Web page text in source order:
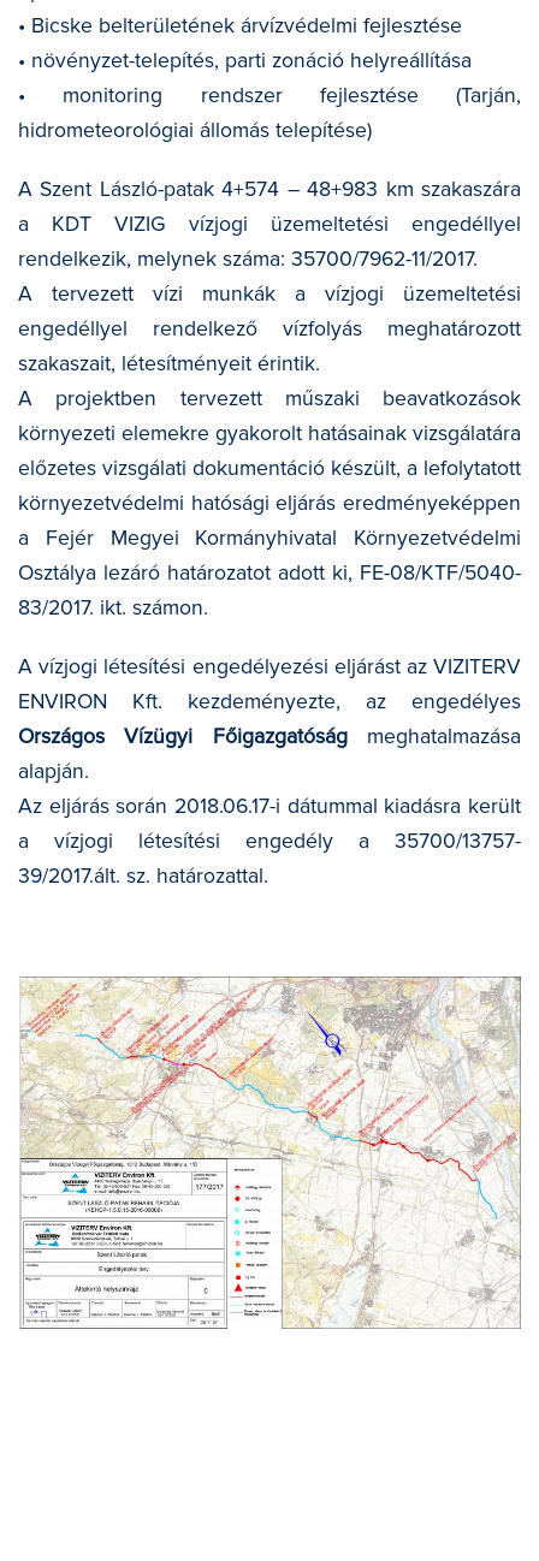
• Bicske belterületének árvízvédelmi fejlesztése
• növényzet-telepítés, parti zonáció helyreállítása
• monitoring rendszer fejlesztése (Tarján,
hidrometeorológiai állomás telepítése)
A Szent László-patak 4+574 – 48+983 km szakaszára
a KDT VIZIG vízjogi üzemeltetési engedéllyel
rendelkezik, melynek száma: 35700/7962-11/2017.
A tervezett vízi munkák a vízjogi üzemeltetési
engedéllyel rendelkező vízfolyás meghatározott
szakaszait, létesítményeit érintik.
A projektben tervezett műszaki beavatkozások
környezeti elemekre gyakorolt hatásainak vizsgálatára
előzetes vizsgálati dokumentáció készült, a lefolytatott
környezetvédelmi hatósági eljárás eredményeképpen
a Fejér Megyei Kormányhivatal Környezetvédelmi
Osztálya lezáró határozatot adott ki, FE-08/KTF/5040-
83/2017. ikt. számon.
A vízjogi létesítési engedélyezési eljárást az VIZITERV
ENVIRON Kft. kezdeményezte, az engedélyes
Országos Vízügyi Főigazgatóságmeghatalmazása
alapján.
Az eljárás során 2018.06.17-i dátummal kiadásra került
a vízjogi létesítési engedély a 35700/13757-
39/2017.ált. sz. határozattal.